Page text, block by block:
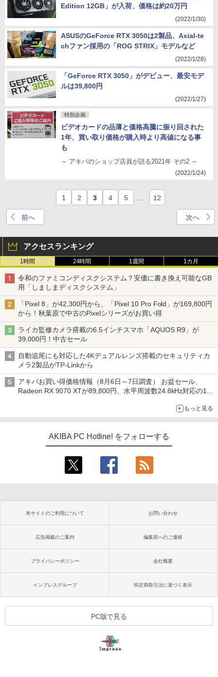
Edition 12GB」が入荷、価格は約20万円
(2022/1/30)
ASUSのGeForce RTX 3050は2製品、Axial-te
chファン採用の「ROG STRIX」モデルなど
(2022/1/28)
「GeForce RTX 3050」がデビュー、最安モデ
ルは39,800円
(2022/1/27)
特別企画
ビデオカードの品薄と価格高騰に振り回された
1年、買い取り価格が購入時より高値になる事
も
～ アキバのショップ店員が語る2021年 その2 ～
(2022/1/24)
前へ
1 2 3 4 5 12
次へ
アクセスランキング
1時間 24時間 1週間 1カ月
令和のファミコンディスクシステム？安価に書き換え可能なGB
用「しましまディスクシステム」
「Pixel 8」が42,300円から、「Pixel 10 Pro Fold」が169,800円
から！秋葉原で中古のPixelシリーズがお買い得
ライカ監修カメラ搭載の6.5インチスマホ「AQUOS R9」が
39,000円！中古セール
自動追尾にも対応した4Kデュアルレンズ搭載のセキュリティカ
メラ2製品がTP-Linkから
アキバお買い得価格情報（8月6日～7日調査） お盆セール、
Radeon RX 9070 XTが89,800円、水平周波数24.8kHz対応の17
もっと見る
AKIBA PC Hotline! をフォローする
本サイトのご利用について お問い合わせ
広告掲載のご案内 編集部へのご連絡
プライバシーポリシー 会社概要
インプレスグループ 特定商取引法に基づく表示
PC版で見る